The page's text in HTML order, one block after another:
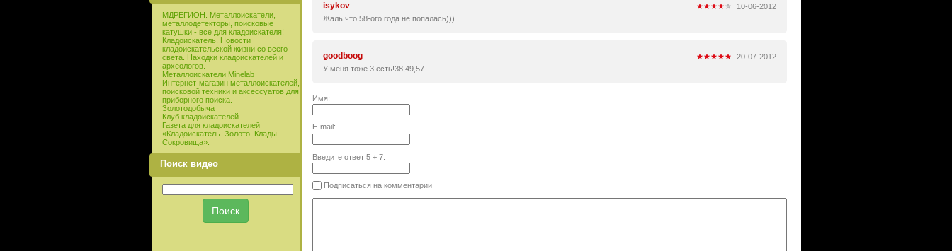
МДРЕГИОН. Металлоискатели,
металлодетекторы, поисковые
катушки - все для кладоискателя!
Кладоискатель. Новости
кладоискательской жизни со всего
света. Находки кладоискателей и
археологов.
Металлоискатели Minelab
Интернет-магазин металлоискателей,
поисковой техники и аксессуатов для
приборного поиска.
Золотодобыча
Клуб кладоискателей
Газета для кладоискателей
«Кладоискатель. Золото. Клады.
Сокровища».
Поиск видео
isykov
10-06-2012
Жаль что 58-ого года не попалась)))
goodboog
20-07-2012
У меня тоже 3 есть!38,49,57
Имя:
E-mail:
Введите ответ 5+ 7:
Подписаться на комментарии